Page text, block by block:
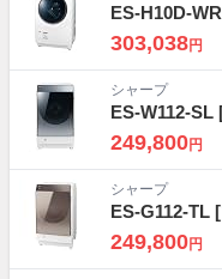
ES-H10D-WR
303,038円
シャープ
ES-W112-SL
249,800円
シャープ
ES-G112-TL
249,800円